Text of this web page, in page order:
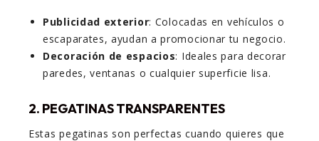
Publicidad exterior: Colocadas en vehículos o
escaparates, ayudan a promocionar tu negocio.
Decoración de espacios: Ideales para decorar
paredes, ventanas o cualquier superficie lisa.
2. PEGATINAS TRANSPARENTES
Estas pegatinas son perfectas cuando quieres que